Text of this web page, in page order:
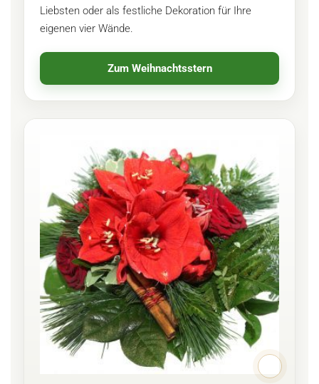
Liebsten oder als festliche Dekoration für Ihre
eigenen vier Wände.
Zum Weihnachtsstern